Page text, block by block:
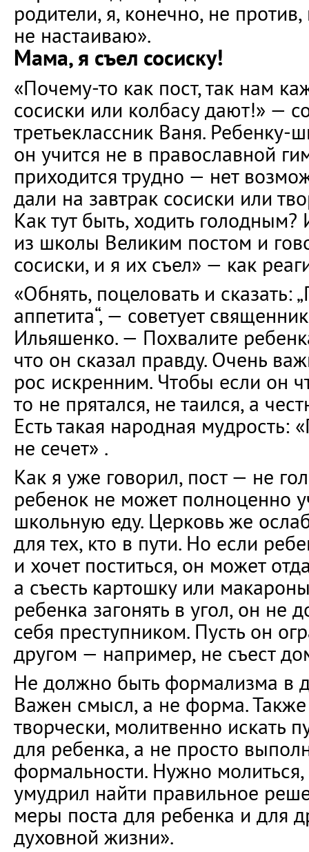
родители, я, конечно, не
не настаиваю».
Мама, я съел сосиску!
«Почему-то как пост, так нам
сосиски или колбасу дают!» —
третьеклассник Ваня. Ребенку-
он учится не в православной
приходится трудно — нет
дали на завтрак сосиски или
Как тут быть, ходить
из школы Великим постом и
сосиски, и я их съел» — как
«Обнять, поцеловать и сказать:
аппетита“, — советует
Ильяшенко. — Похвалите
что он сказал правду. Очень
рос искренним. Чтобы если он
то не прятался, не таился, а
Есть такая народная мудрость:
не сечет» .
Как я уже говорил, пост — не
ребенок не может полноценно
школьную еду. Церковь же
для тех, кто в пути. Но если
и хочет поститься, он может
а съесть картошку или
ребенка загонять в угол, он не
себя преступником. Пусть он
другом — например, не съест
Не должно быть формализма в
Важен смысл, а не форма.
творчески, молитвенно искать
для ребенка, а не просто
формальности. Нужно молиться,
умудрил найти правильное
меры поста для ребенка и для
духовной жизни».